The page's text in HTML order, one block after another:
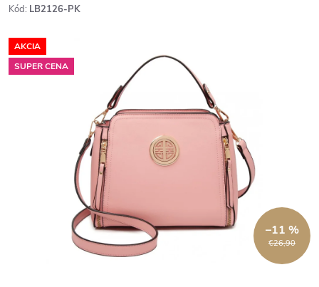
Kód: LB2126-PK
AKCIA
SUPER CENA
€26,90
–11 %